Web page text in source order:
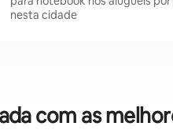
nesta cidade
com as